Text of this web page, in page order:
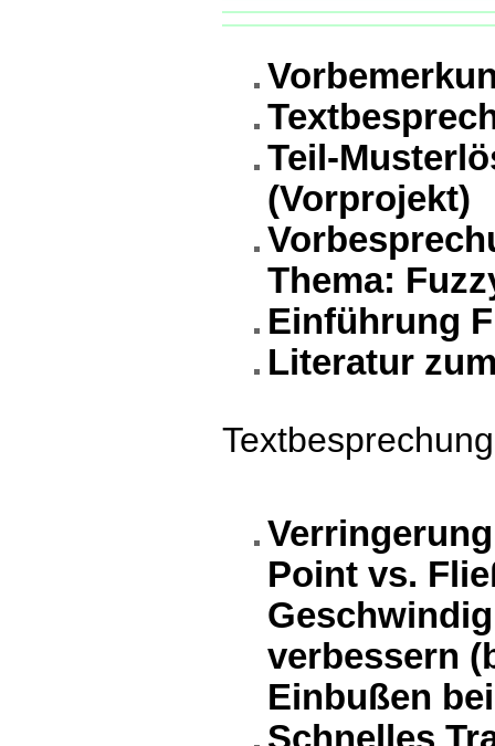
Teil-
(Vorprojekt)
Thema:
Einführung
Literatur
Textbesprechung
Point vs.
verbessern
Einbußen